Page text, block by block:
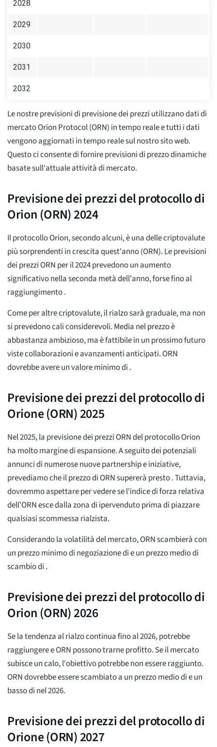
2028
2029
2030
2031
2032
Le nostre previsioni di previsione dei prezzi utilizzano dati di
mercato Orion Protocol (ORN) in tempo reale e tutti i dati
vengono aggiornati in tempo reale sul nostro sito web.
Questo ci consente di fornire previsioni di prezzo dinamiche
basate sull'attuale attività di mercato.
Previsione dei prezzi del protocollo di
Orion (ORN) 2024
Il protocollo Orion, secondo alcuni, è una delle criptovalute
più sorprendenti in crescita quest'anno (ORN). Le previsioni
dei prezzi ORN per il 2024 prevedono un aumento
significativo nella seconda metà dell'anno, forse fino al
raggiungimento.
Come per altre criptovalute, il rialzo sarà graduale, ma non
si prevedono cali considerevoli. Media nel prezzo è
abbastanza ambizioso, ma è fattibile in un prossimo futuro
viste collaborazioni e avanzamenti anticipati. ORN
dovrebbe avere un valore minimo di .
Previsione dei prezzi del protocollo di
Orione (ORN) 2025
Nel 2025, la previsione dei prezzi ORN del protocollo Orion
ha molto margine di espansione. A seguito dei potenziali
annunci di numerose nuove partnership e iniziative,
prevediamo che il prezzo di ORN supererà presto. Tuttavia,
dovremmo aspettare per vedere se l'indice di forza relativa
dell'ORN esce dalla zona di ipervenduto prima di piazzare
qualsiasi scommessa rialzista.
Considerando la volatilità del mercato, ORN scambierà con
un prezzo minimo di negoziazione die un prezzo medio di
scambio di .
Previsione dei prezzi del protocollo di
Orion (ORN) 2026
Se la tendenza al rialzo continua fino al 2026, potrebbe
raggiungeree ORN possono trarne profitto. Se il mercato
subisce un calo, l'obiettivo potrebbe non essere raggiunto.
ORN dovrebbe essere scambiato a un prezzo medio die un
basso di nel 2026.
Previsione dei prezzi del protocollo di
Orione (ORN) 2027